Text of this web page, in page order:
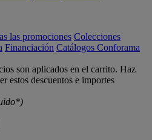
las promociones Colecciones
Financiación Catálogos Conforama
son aplicados en el carrito. Haz
estos descuentos e importes